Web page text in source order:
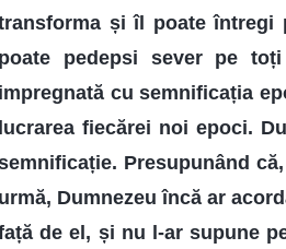
și îl poate întregi
poate pedepsi sever pe
impregnată cu semnificația
lucrarea fiecărei noi epoci.
Presupunând
urmă, Dumnezeu încă ar
de el, și nu l-ar supune